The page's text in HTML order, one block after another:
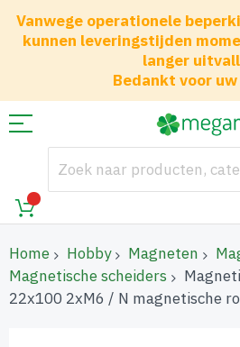
Vanwege operationele
kunnen leveringstijden
langer
Bedankt voor
Home Hobby Magneten
Magnetische scheiders
22x100 2xM6 / N magnetische